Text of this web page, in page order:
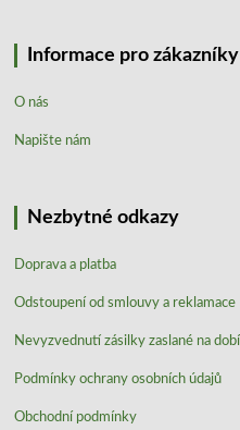
Informace pro zákazníky
O nás
Napište nám
Nezbytné odkazy
Doprava a platba
Odstoupení od smlouvy a reklamace
Nevyzvednutí zásilky zaslané na
Podmínky ochrany osobních údajů
Obchodní podmínky